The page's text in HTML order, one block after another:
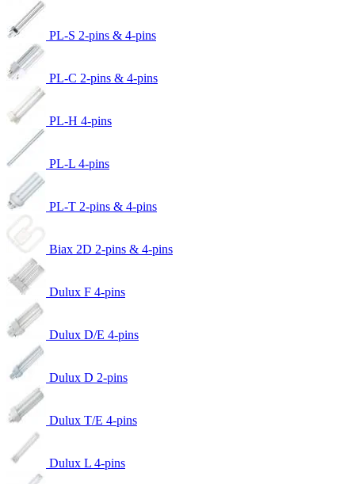
PL-S 2-pins & 4-pins
PL-C 2-pins & 4-pins
PL-H 4-pins
PL-L 4-pins
PL-T 2-pins & 4-pins
Biax 2D 2-pins & 4-pins
Dulux F 4-pins
Dulux D/E 4-pins
Dulux D 2-pins
Dulux T/E 4-pins
Dulux L 4-pins